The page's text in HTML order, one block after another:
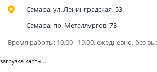
Самара, ул. Ленинградская, 53
Самара, пр. Металлургов, 73
Время работы: 10.00 - 19.00, ежедневно, без
загрузка карты...